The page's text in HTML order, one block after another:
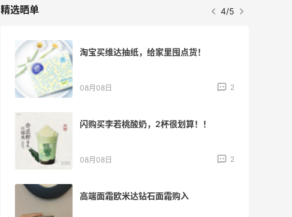
精选晒单 4/5
淘宝买维达抽纸，给家里囤点货！
08月08日 2
闪购买李若桃酸奶，2杯很划算！！
08月08日 2
高端面霜欧米达钻石面霜购入